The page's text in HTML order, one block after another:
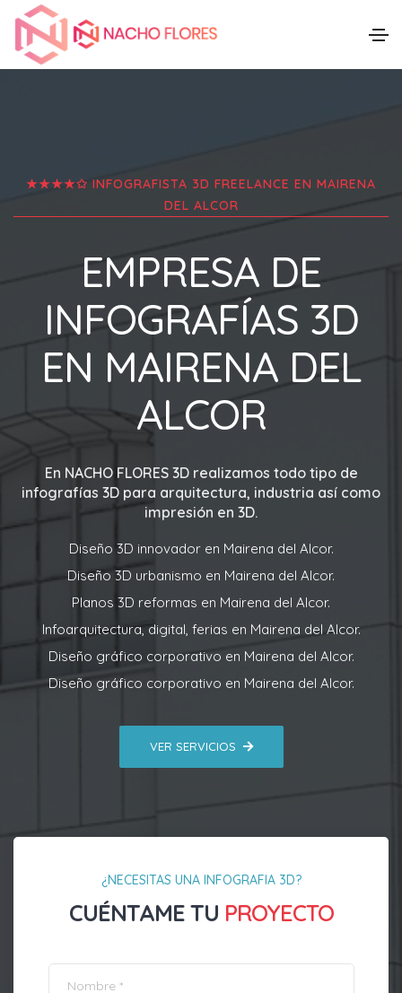
★★★★✩ INFOGRAFISTA 3D FREELANCE EN MAIRENA
DEL ALCOR
EMPRESA DE
INFOGRAFÍAS 3D
EN MAIRENA DEL
ALCOR
En NACHO FLORES 3Drealizamos todo tipo de
infografías 3D para arquitectura, industria así como
impresión en 3D.
Diseño 3D innovador en Mairena del Alcor.
Diseño 3D urbanismo en Mairena del Alcor.
Planos 3D reformas en Mairena del Alcor.
Infoarquitectura, digital, ferias en Mairena del Alcor.
Diseño gráfico corporativo en Mairena del Alcor.
Diseño gráfico corporativo en Mairena del Alcor.
VER SERVICIOS
¿NECESITAS UNA INFOGRAFIA 3D?
CUÉNTAME TU PROYECTO